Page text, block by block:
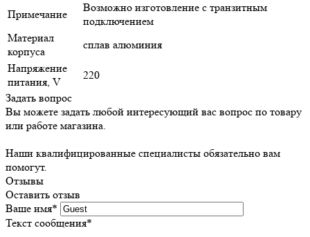
Примечание
Возможно изготовление с транзитным
подключением
Материал
корпуса
сплав алюминия
Напряжение
питания, V
220
Задать вопрос
Вы можете задать любой интересующий вас вопрос по товару
или работе магазина.
Наши квалифицированные специалисты обязательно вам
помогут.
Отзывы
Оставить отзыв
Ваше имя*
Текст сообщения*